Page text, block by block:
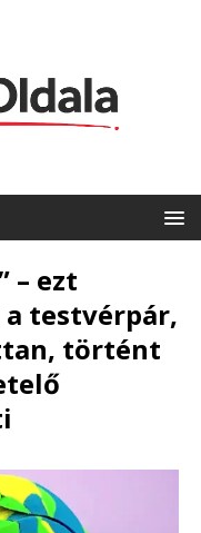
– ezt
testvérpár,
történt